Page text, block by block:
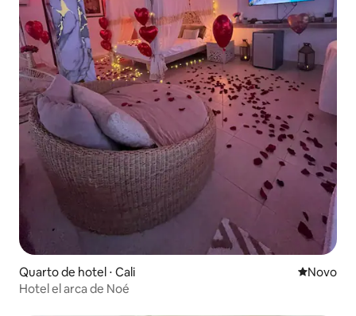
Quarto de hotel ⋅ Cali Novo
Novo
Hotel el arca de Noé